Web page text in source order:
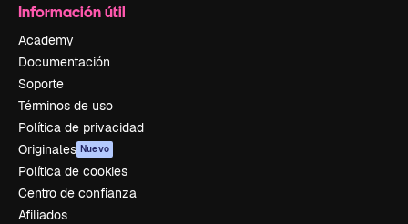
Información útil
Academy
Documentación
Soporte
Términos de uso
Política de privacidad
Originales Nuevo
Política de cookies
Centro de confianza
Afiliados